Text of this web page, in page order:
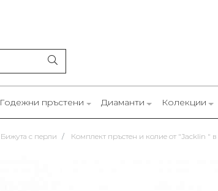
Годежни пръстени Диаманти Колекции
Бижута с перли Комплект пръстен и колие от "Jacklin "